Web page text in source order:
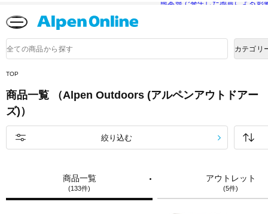
熊本県で発生した地震による影
品
検
カテゴリ
TOP
商品一覧 （Alpen Outdoors (アルペンアウトドアー
ズ)）
商品一覧
(133件)
アウトレット
(5件)
絞り込む